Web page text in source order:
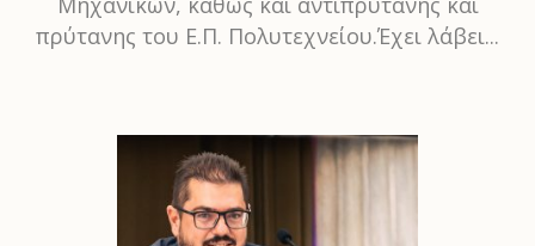
πρύτανης του Ε.Π. Πολυτεχνείου.Έχει λάβει...